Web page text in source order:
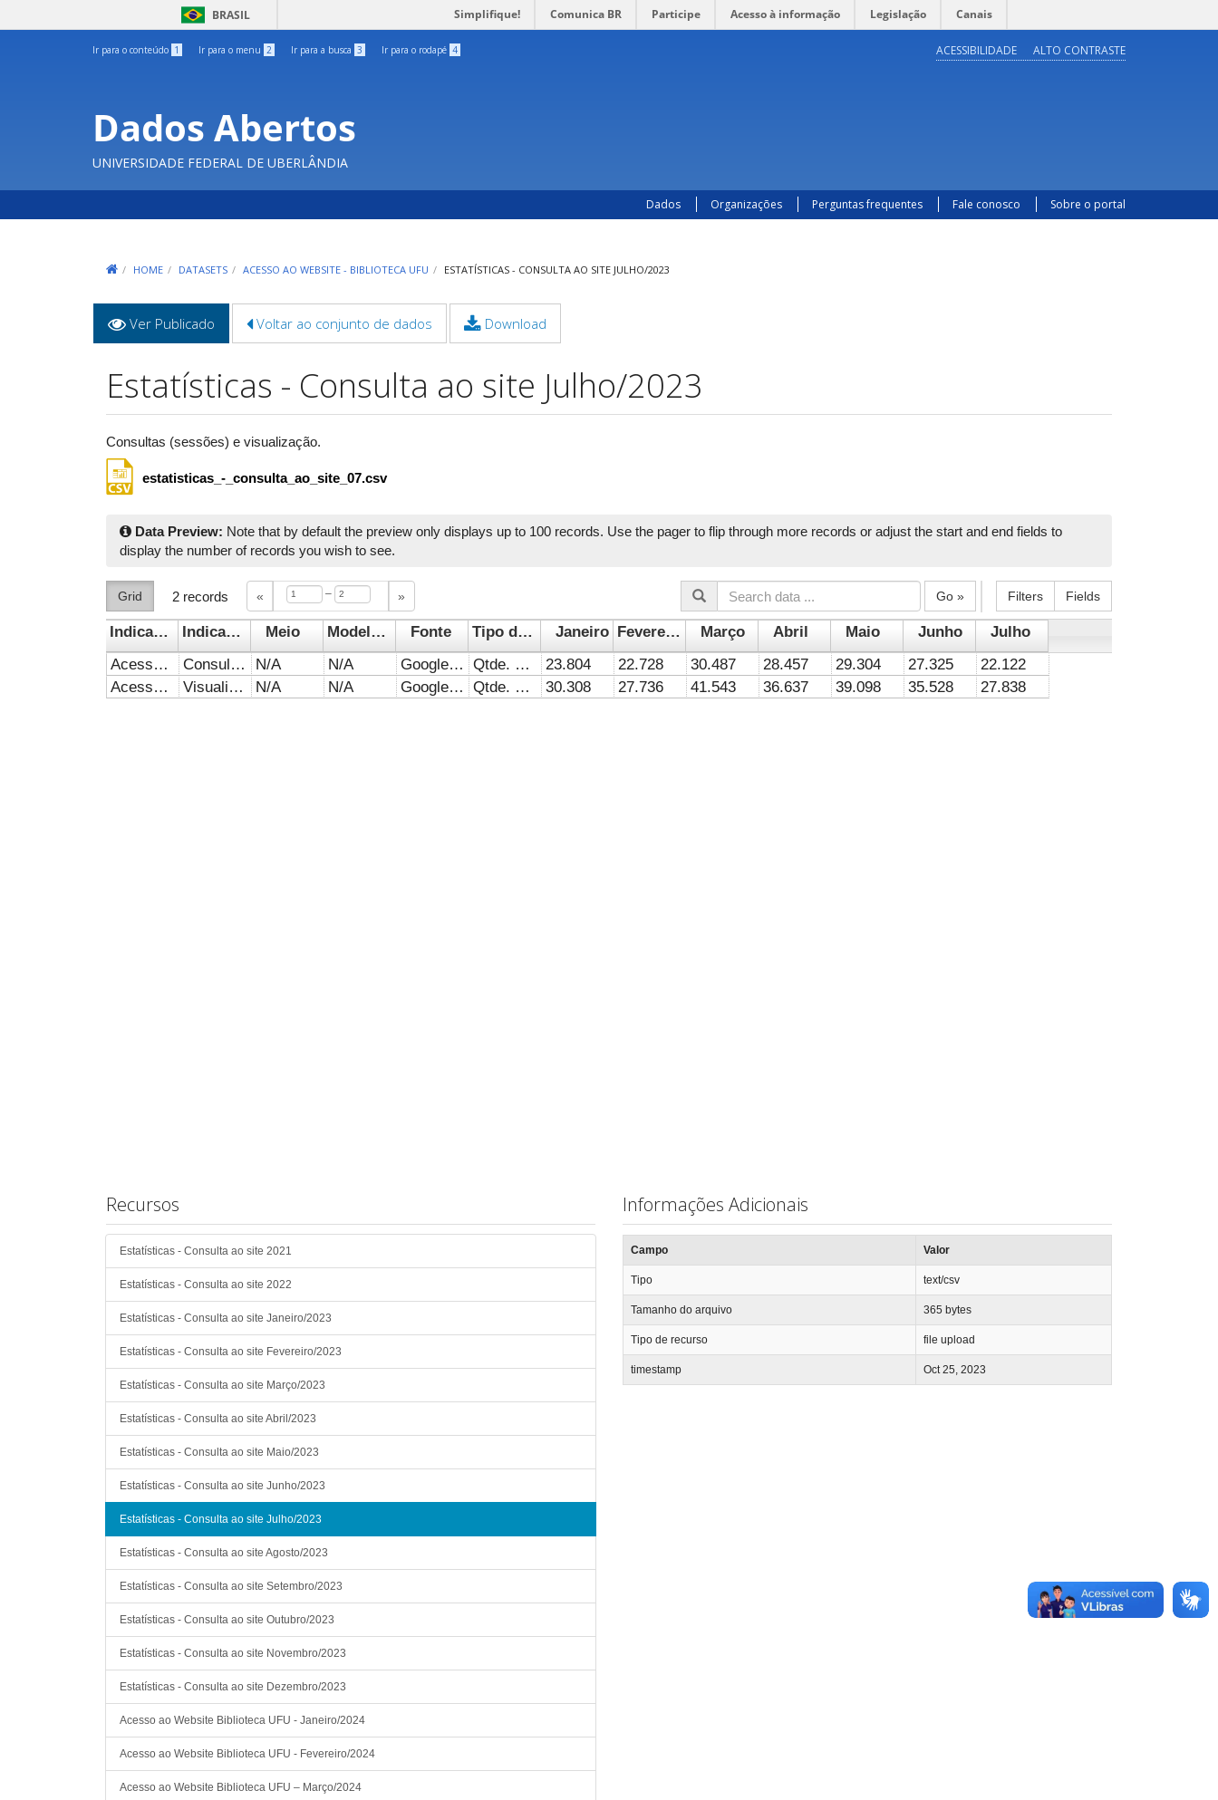
BRASIL Simplifique! Comunica BR Participe Acesso à informação Legislação Canais
Ir para o conteúdo 1 Ir para o menu 2 Ir para a busca 3 Ir para o rodapé 4 ACESSIBILIDADE ALTO CONTRASTE
Dados Abertos
UNIVERSIDADE FEDERAL DE UBERLÂNDIA
Dados Organizações Perguntas frequentes Fale conosco Sobre o portal
HOME DATASETS ACESSO AO WEBSITE - BIBLIOTECA UFU ESTATÍSTICAS - CONSULTA AO SITE JULHO/2023
primárias
Ver Publicado
ativa)
Voltar ao conjunto de dados Download
Estatísticas - Consulta ao site Julho/2023
Consultas (sessões) e visualização.
estatisticas_-_consulta_ao_site_07.csv
Data Preview: Note that by default the preview only displays up to 100 records. Use the pager to flip through more records or adjust the start and end fields to
display the number of records you wish to see.
Grid 2 records « – » Filters Fields
Go »
Indicador 1 Indicador 2 Meio Modelo de negócio Fonte Tipo de Indicador Janeiro Fevereiro Março Abril Maio Junho
Julho
Acesso ao website
Consultas (Sessões) N/A N/A Google Analytics Qtde. Mês 23.804 22.728 30.487 28.457 29.304 27.325
22.122
Acesso ao website
Visualização N/A N/A Google Analytics Qtde. Mês 30.308 27.736 41.543 36.637 39.098 35.528 27.838
Recursos
Estatísticas - Consulta ao site 2021
Estatísticas - Consulta ao site 2022
Estatísticas - Consulta ao site Janeiro/2023
Estatísticas - Consulta ao site Fevereiro/2023
Estatísticas - Consulta ao site Março/2023
Estatísticas - Consulta ao site Abril/2023
Estatísticas - Consulta ao site Maio/2023
Estatísticas - Consulta ao site Junho/2023
Estatísticas - Consulta ao site Julho/2023
Estatísticas - Consulta ao site Agosto/2023
Estatísticas - Consulta ao site Setembro/2023
Estatísticas - Consulta ao site Outubro/2023
Estatísticas - Consulta ao site Novembro/2023
Estatísticas - Consulta ao site Dezembro/2023
Acesso ao Website Biblioteca UFU - Janeiro/2024
Acesso ao Website Biblioteca UFU - Fevereiro/2024
Acesso ao Website Biblioteca UFU – Março/2024
Informações Adicionais
Campo Valor
Tipo text/csv
Tamanho do arquivo 365 bytes
Tipo de recurso file upload
timestamp Oct 25, 2023